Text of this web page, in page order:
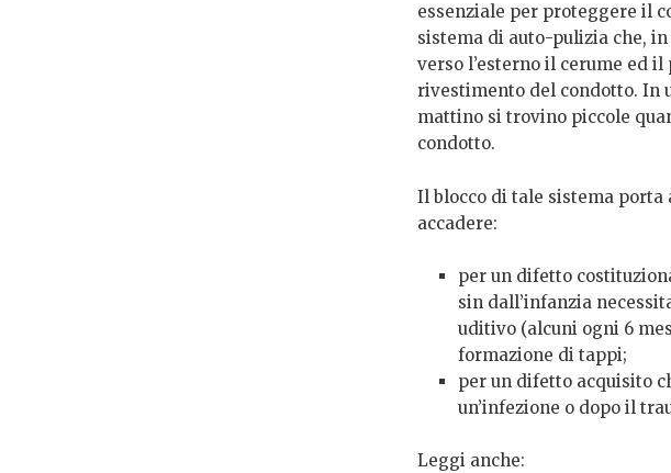
essenziale per proteggere il
sistema di auto-pulizia che,
verso l’esterno il cerume ed
rivestimento del condotto. In
mattino si trovino piccole
condotto.
Il blocco di tale sistema porta
accadere:
per un difetto
sin dall’infanzia
uditivo (alcuni ogni 6
formazione di tappi;
per un difetto acquisito
un’infezione o dopo il
Leggi anche: